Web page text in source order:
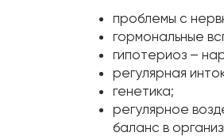
проблемы с
гормональные
гипотериоз –
регулярная
генетика;
регулярное
баланс в